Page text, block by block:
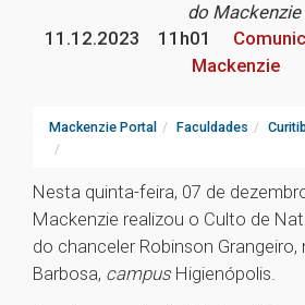
do Mackenzie
11.12.2023
11h01
Mackenzie
Mackenzie Portal Faculdades
Nesta quinta-feira, 07 de
Mackenzie realizou o Culto de
do chanceler Robinson
Barbosa, campus Higienópolis.